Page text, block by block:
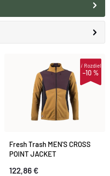
–10 %
iRozdiel
Fresh Trash MEN'S CROSS
POINT JACKET
122,86 €